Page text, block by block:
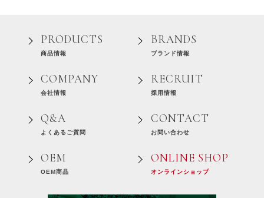
PRODUCTS
商品情報
BRANDS
ブランド情報
COMPANY
会社情報
RECRUIT
採用情報
Q&A
よくあるご質問
CONTACT
お問い合わせ
OEM
OEM商品
ONLINE SHOP
オンラインショップ